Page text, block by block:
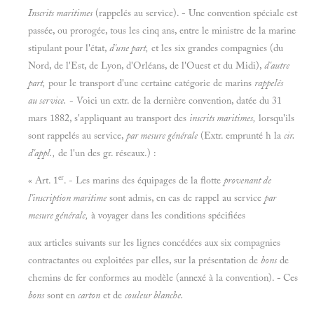
Inscrits maritimes (rappelés au service). - Une convention spéciale est
passée, ou prorogée, tous les cinq ans, entre le ministre de la marine
stipulant pour l'état, d'une part, et les six grandes compagnies (du
Nord, de l'Est, de Lyon, d'Orléans, de l'Ouest et du Midi), d'autre
part, pour le transport d'une certaine catégorie de marins rappelés
au service. - Voici un extr. de la dernière convention, datée du 31
mars 1882, s'appliquant au transport des inscrits maritimes, lorsqu'ils
sont rappelés au service, par mesure générale (Extr. emprunté h la cir.
d'appl., de l'un des gr. réseaux.) :
« Art. 1er. - Les marins des équipages de la flotte provenant de
l'inscription maritime sont admis, en cas de rappel au service par
mesure générale, à voyager dans les conditions spécifiées
aux articles suivants sur les lignes concédées aux six compagnies
contractantes ou exploitées par elles, sur la présentation de bons de
chemins de fer conformes au modèle (annexé à la convention). - Ces
bons sont en carton et de couleur blanche.